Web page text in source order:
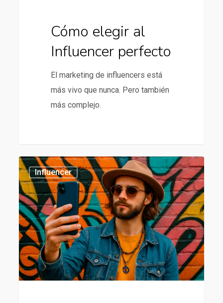
Cómo elegir al
Influencer perfecto
El marketing de influencers está
más vivo que nunca. Pero también
más complejo.
Tendencias
en
influencer
Influencer 435